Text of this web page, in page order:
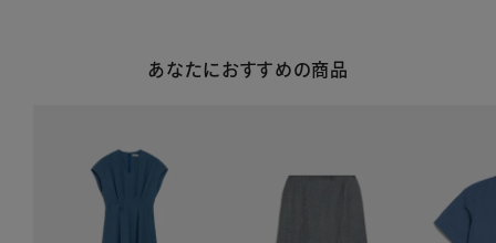
あなたにおすすめの商品